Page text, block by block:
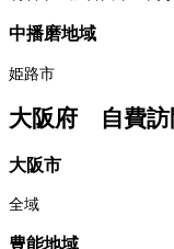
中播磨地域
姫路市
大阪府 自費
大阪市
全域
豊能地域